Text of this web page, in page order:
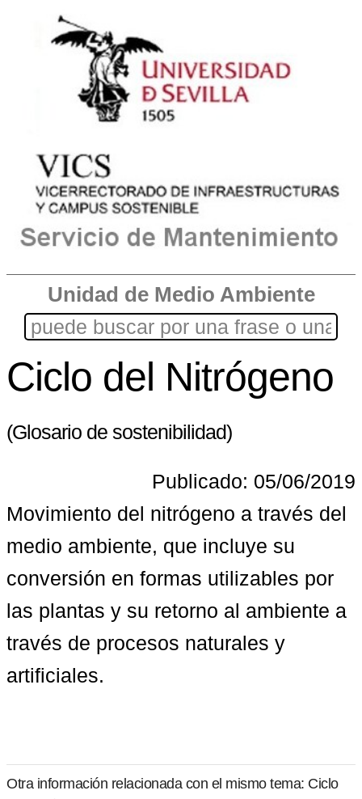
Unidad de Medio Ambiente
Ciclo del Nitrógeno
(Glosario de sostenibilidad)
Publicado: 05/06/2019
Movimiento del nitrógeno a través del
medio ambiente, que incluye su
conversión en formas utilizables por
las plantas y su retorno al ambiente a
través de procesos naturales y
artificiales.
Otra información relacionada con el mismo tema: Ciclo